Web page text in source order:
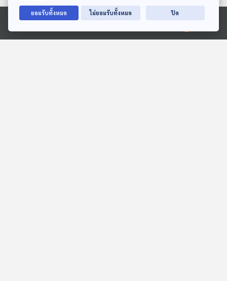
Ⓒ 2020 องค์การกระจายเสียงและแพร่ภาพสาธารณะแห่งประเทศไทย
ยอมรับทั้งหมด ไม่ยอมรับทั้งหมด ปิด